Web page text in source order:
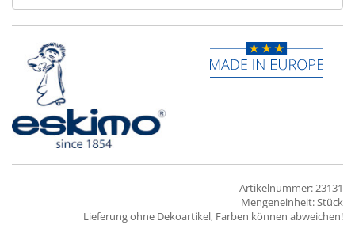
Artikelnummer: 23131
Mengeneinheit: Stück
Lieferung ohne Dekoartikel, Farben können abweichen!